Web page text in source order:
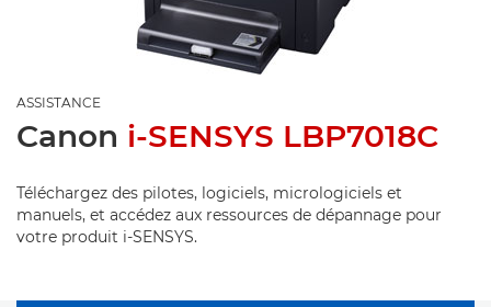
ASSISTANCE
Canon i-SENSYS LBP7018C
Téléchargez des pilotes, logiciels, micrologiciels et
manuels, et accédez aux ressources de dépannage pour
votre produit i-SENSYS.